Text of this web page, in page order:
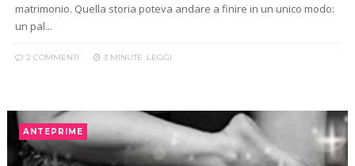
matrimonio. Quella storia poteva andare a finire in un unico modo:
un pal...
2 COMMENTI 3 MINUTE LEGGI
ANTEPRIME